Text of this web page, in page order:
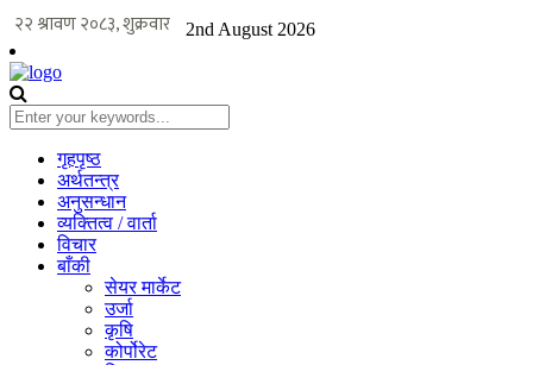
2nd August 2026
गृहपृष्ठ
अर्थतन्त्र
अनुसन्धान
व्यक्तित्व / वार्ता
विचार
बाँकी
सेयर मार्केट
उर्जा
कृषि
कोर्पोरेट